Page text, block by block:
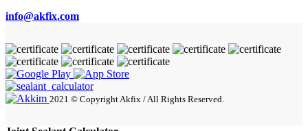
info@akfix.com
2021 © Copyright Akfix / All Rights Reserved.